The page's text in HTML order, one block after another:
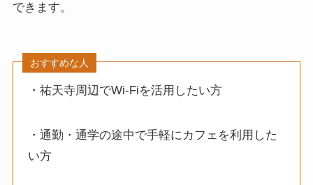
できます。
おすすめな人
・祐天寺周辺でWi-Fiを活用したい方
・通勤・通学の途中で手軽にカフェを利用した
い方